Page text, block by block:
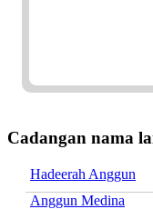
Cadangan nama
Hadeerah Anggun
Anggun Medina